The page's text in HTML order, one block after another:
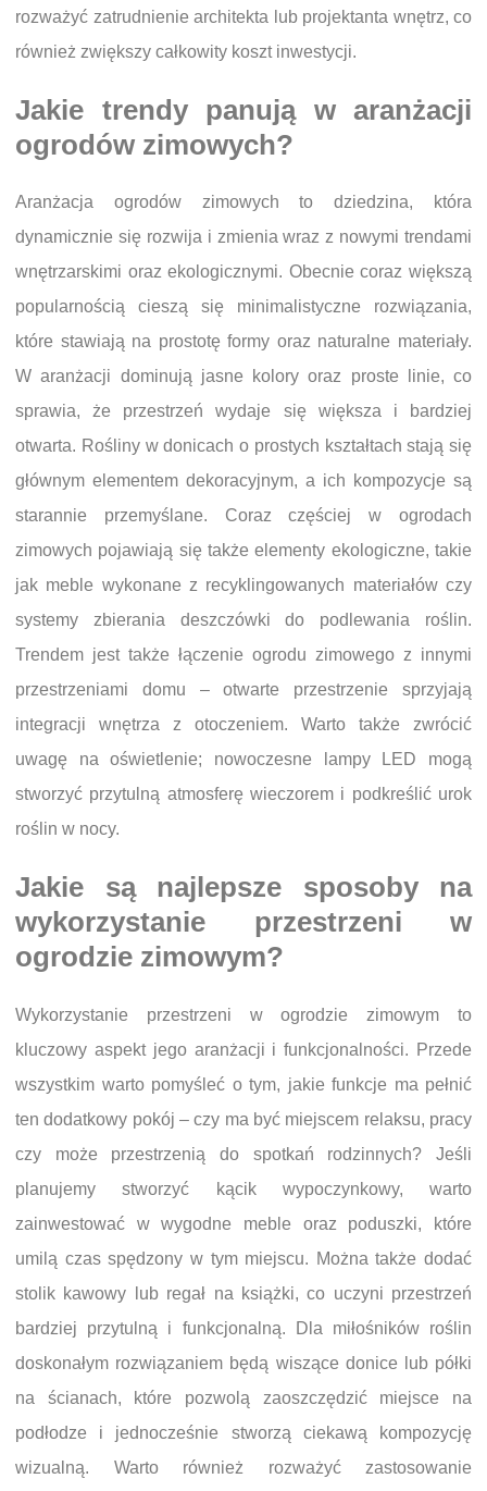
rozważyć zatrudnienie architekta lub projektanta wnętrz, co
również zwiększy całkowity koszt inwestycji.
Jakie trendy panują w aranżacji
ogrodów zimowych?
Aranżacja ogrodów zimowych to dziedzina, która
dynamicznie się rozwija i zmienia wraz z nowymi trendami
wnętrzarskimi oraz ekologicznymi. Obecnie coraz większą
popularnością cieszą się minimalistyczne rozwiązania,
które stawiają na prostotę formy oraz naturalne materiały.
W aranżacji dominują jasne kolory oraz proste linie, co
sprawia, że przestrzeń wydaje się większa i bardziej
otwarta. Rośliny w donicach o prostych kształtach stają się
głównym elementem dekoracyjnym, a ich kompozycje są
starannie przemyślane. Coraz częściej w ogrodach
zimowych pojawiają się także elementy ekologiczne, takie
jak meble wykonane z recyklingowanych materiałów czy
systemy zbierania deszczówki do podlewania roślin.
Trendem jest także łączenie ogrodu zimowego z innymi
przestrzeniami domu – otwarte przestrzenie sprzyjają
integracji wnętrza z otoczeniem. Warto także zwrócić
uwagę na oświetlenie; nowoczesne lampy LED mogą
stworzyć przytulną atmosferę wieczorem i podkreślić urok
roślin w nocy.
Jakie są najlepsze sposoby na
wykorzystanie przestrzeni w
ogrodzie zimowym?
Wykorzystanie przestrzeni w ogrodzie zimowym to
kluczowy aspekt jego aranżacji i funkcjonalności. Przede
wszystkim warto pomyśleć o tym, jakie funkcje ma pełnić
ten dodatkowy pokój – czy ma być miejscem relaksu, pracy
czy może przestrzenią do spotkań rodzinnych? Jeśli
planujemy stworzyć kącik wypoczynkowy, warto
zainwestować w wygodne meble oraz poduszki, które
umilą czas spędzony w tym miejscu. Można także dodać
stolik kawowy lub regał na książki, co uczyni przestrzeń
bardziej przytulną i funkcjonalną. Dla miłośników roślin
doskonałym rozwiązaniem będą wiszące donice lub półki
na ścianach, które pozwolą zaoszczędzić miejsce na
podłodze i jednocześnie stworzą ciekawą kompozycję
wizualną. Warto również rozważyć zastosowanie